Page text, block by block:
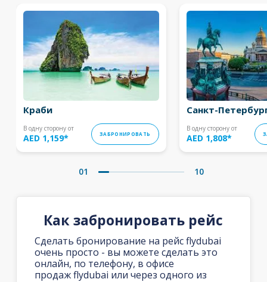
Краби
В одну сторону от
AED 1,159* ЗАБРОНИРОВАТЬ
Санкт-
В одну сторону от
AED 1,808*
01 10
Как забронировать рейс
Сделать бронирование на рейс flydubai
очень просто - вы можете сделать это
онлайн, по телефону, в офисе
продаж flydubai или через одного из